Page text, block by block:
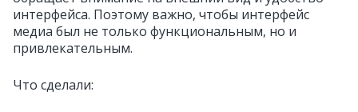
интерфейса. Поэтому важно, чтобы интерфейс
медиа был не только функциональным, но и
привлекательным.
Что сделали: